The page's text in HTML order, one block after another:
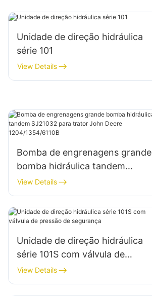
Unidade de direção hidráulica
série 101
View Details
Bomba de engrenagens grande
bomba hidráulica tandem
SJ21032 para trator John Deere
1204/1354/6110B
View Details
Unidade de direção hidráulica
série 101S com válvula de
pressão de segurança
View Details